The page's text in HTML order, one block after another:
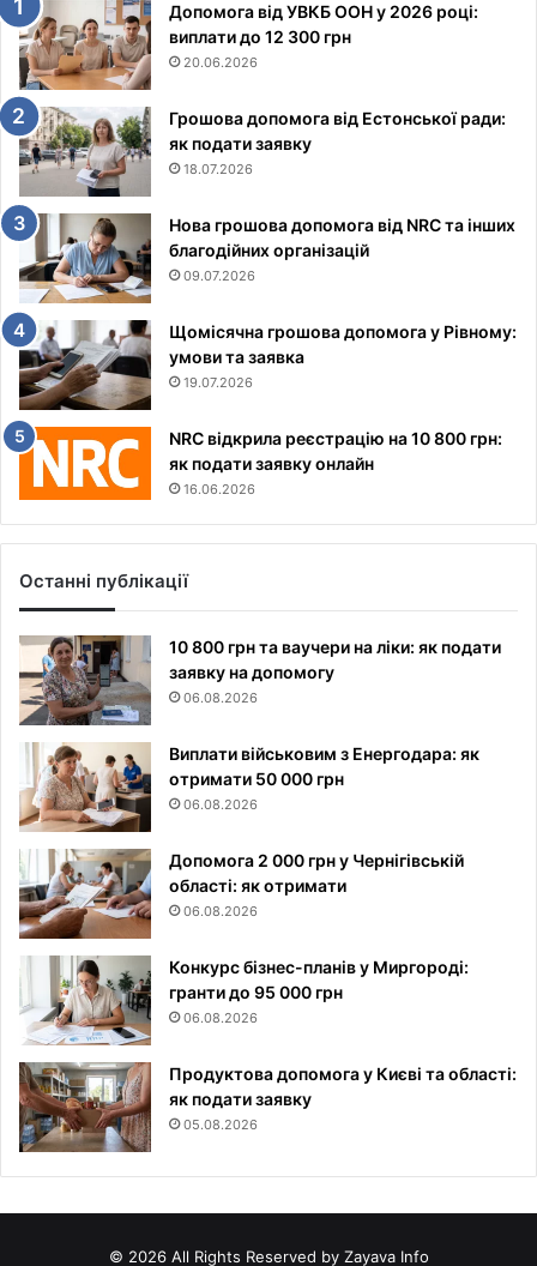
Допомога від УВКБ ООН у 2026 році:
виплати до 12 300 грн
20.06.2026
Грошова допомога від Естонської ради:
як подати заявку
18.07.2026
Нова грошова допомога від NRC та інших
благодійних організацій
09.07.2026
Щомісячна грошова допомога у Рівному:
умови та заявка
19.07.2026
NRC відкрила реєстрацію на 10 800 грн:
як подати заявку онлайн
16.06.2026
Останні публікації
10 800 грн та ваучери на ліки: як подати
заявку на допомогу
06.08.2026
Виплати військовим з Енергодара: як
отримати 50 000 грн
06.08.2026
Допомога 2 000 грн у Чернігівській
області: як отримати
06.08.2026
Конкурс бізнес-планів у Миргороді:
гранти до 95 000 грн
06.08.2026
Продуктова допомога у Києві та області:
як подати заявку
05.08.2026
© 2026 All Rights Reserved by Zayava Info